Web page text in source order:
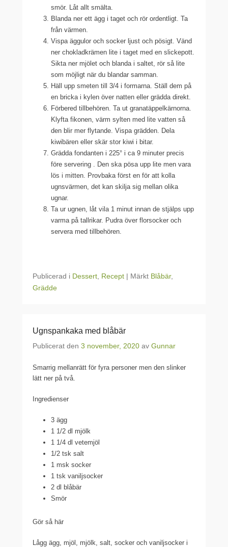
smör. Låt allt smälta.
Blanda ner ett ägg i taget och rör ordentligt. Ta
från värmen.
Vispa äggulor och socker ljust och pösigt. Vänd
ner chokladkrämen lite i taget med en slickepott.
Sikta ner mjölet och blanda i saltet, rör så lite
som möjligt när du blandar samman.
Häll upp smeten till 3/4 i formarna. Ställ dem på
en bricka i kylen över natten eller grädda direkt.
Förbered tillbehören. Ta ut granatäppelkärnorna.
Klyfta fikonen, värm sylten med lite vatten så
den blir mer flytande. Vispa grädden. Dela
kiwibären eller skär stor kiwi i bitar.
Grädda fondanten i 225° i ca 9 minuter precis
före servering . Den ska pösa upp lite men vara
lös i mitten. Provbaka först en för att kolla
ugnsvärmen, det kan skilja sig mellan olika
ugnar.
Ta ur ugnen, låt vila 1 minut innan de stjälps upp
varma på tallrikar. Pudra över florsocker och
servera med tillbehören.
Publicerad i Dessert Recept | Märkt Blåbär,
Grädde
Ugnspankaka med blåbär
Publicerat den 3 november, 2020 av Gunnar
Smarrig mellanrätt för fyra personer men den slinker
lätt ner på två.
Ingredienser
3 ägg
1 1/2 dl mjölk
1 1/4 dl vetemjöl
1/2 tsk salt
1 msk socker
1 tsk vaniljsocker
2 dl blåbär
Smör
Gör så här
Lågg ägg, mjöl, mjölk, salt, socker och vaniljsocker i